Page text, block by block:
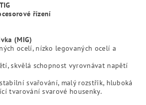
řízení
(MIG)
ocelí, nízko legovaných ocelí a
skvělá schopnost vyrovnávat napětí
svařování, malý rozstřik, hluboká
tvarování svarové housenky.